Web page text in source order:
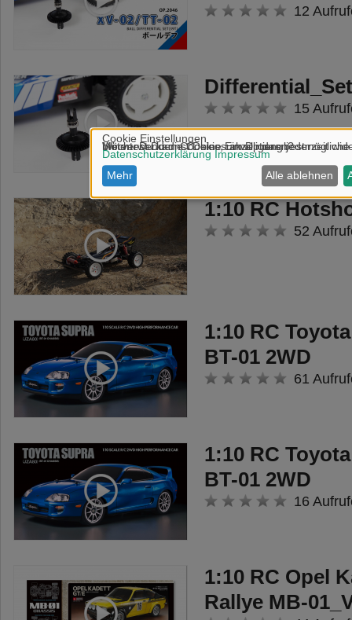
erhältliche ACU-1 (300056545)
angesteuert werden (TAMIYA
MFC-03 Einheit 56523
erforderlich).
- Inklusive TR mighty-tuned Motor
für eine perfekte Kraftentfaltung
an die beiden angetriebenen
Hinterachsen.
- Neue Hinterreifen, Stoßstange
und Schutzbleche.
- 3-Gang Schaltgetriebe kann
über optionale 4-Kanal
werden.
- Blattfedern an den Achsen und
hintere Stoßdämpfer mit
Spiralfedern
Dachlampenbügel können mit
LED´s ausgestattet werden
(separat erhältlich).
Empfohlenes Zubehör:
MFC-03 Multifunktionseinheit
(300056523) für die Fahr-, Licht-
12
Differential_Set
15
1:10 RC
52
1:10 RC
BT-01 2WD
61
1:10 RC
BT-01 2WD
16
1:10 RC Opel
Rallye MB-